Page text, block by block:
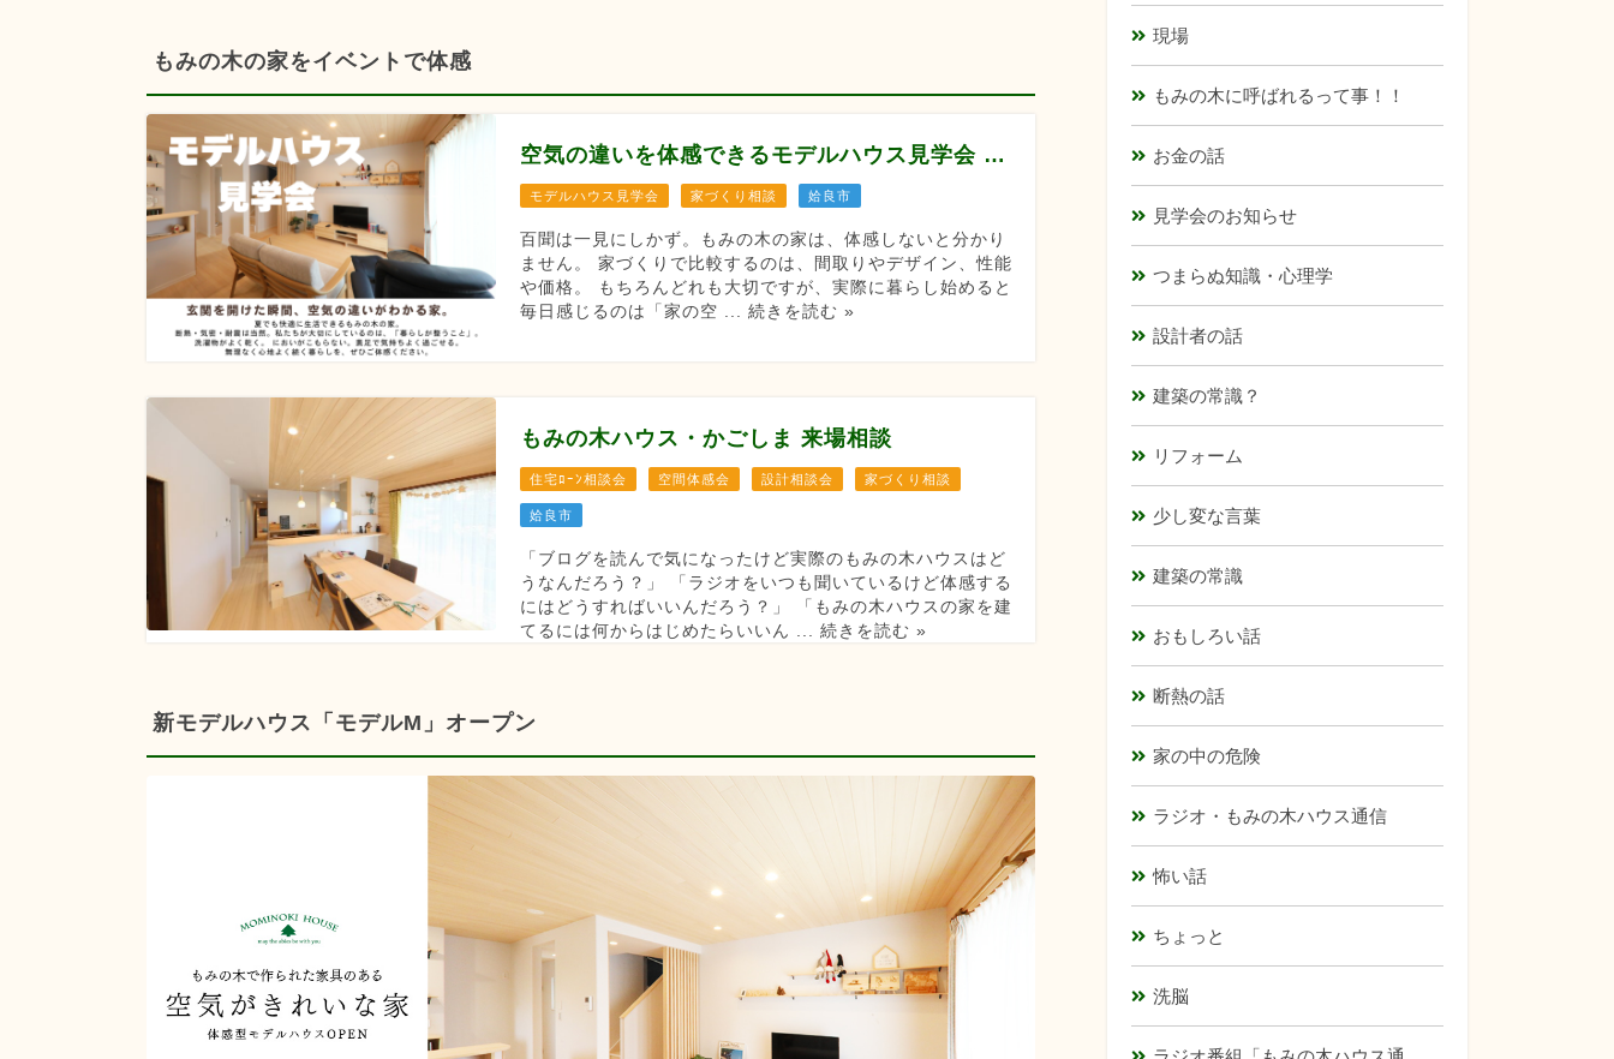
もみの木の家をイベントで体感
空気の違いを体感できるモデルハウス見学会 【8月12/13/14/22/23/29/30】
モデルハウス見学会 家づくり相談 姶良市
百聞は一見にしかず。もみの木の家は、体感しないと分かり
ません。 家づくりで比較するのは、間取りやデザイン、性能
や価格。 もちろんどれも大切ですが、実際に暮らし始めると
毎日感じるのは「家の空 ... 続きを読む »
もみの木ハウス・かごしま 来場相談
住宅ﾛｰﾝ相談会 空間体感会 設計相談会 家づくり相談
姶良市
「ブログを読んで気になったけど実際のもみの木ハウスはど
うなんだろう？」 「ラジオをいつも聞いているけど体感する
にはどうすればいいんだろう？」 「もみの木ハウスの家を建
てるには何からはじめたらいいん ... 続きを読む »
新モデルハウス「モデルM」オープン
現場
もみの木に呼ばれるって事！！
お金の話
見学会のお知らせ
つまらぬ知識・心理学
設計者の話
建築の常識？
リフォーム
少し変な言葉
建築の常識
おもしろい話
断熱の話
家の中の危険
ラジオ・もみの木ハウス通信
怖い話
ちょっと
洗脳